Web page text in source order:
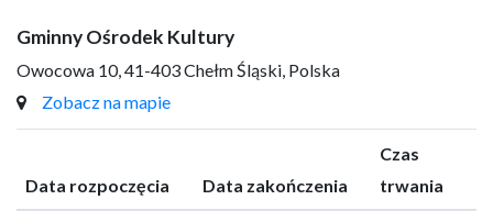
Gminny Ośrodek Kultury
Owocowa 10, 41-403 Chełm Śląski, Polska
Zobacz na mapie
Data rozpoczęcia Data zakończenia
Czas
trwania